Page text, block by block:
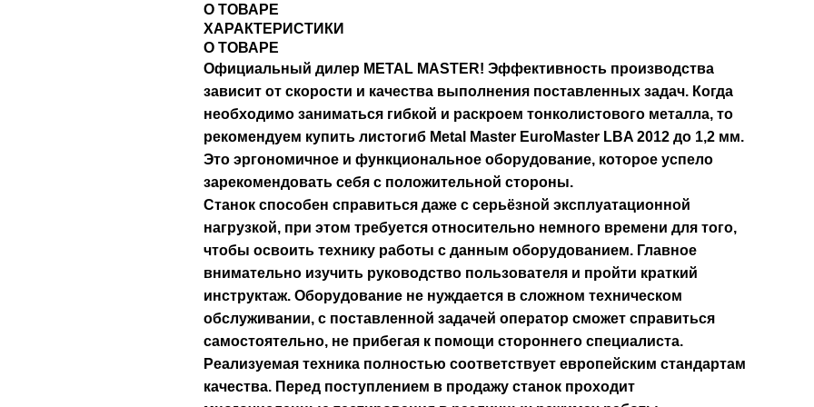
О ТОВАРЕ
ХАРАКТЕРИСТИКИ
О ТОВАРЕ
Официальный дилер METAL MASTER! Эффективность производства
зависит от скорости и качества выполнения поставленных задач. Когда
необходимо заниматься гибкой и раскроем тонколистового металла, то
рекомендуем купить листогиб Metal Master EuroMaster LBA 2012 до 1,2 мм.
Это эргономичное и функциональное оборудование, которое успело
зарекомендовать себя с положительной стороны.
Станок способен справиться даже с серьёзной эксплуатационной
нагрузкой, при этом требуется относительно немного времени для того,
чтобы освоить технику работы с данным оборудованием. Главное
внимательно изучить руководство пользователя и пройти краткий
инструктаж. Оборудование не нуждается в сложном техническом
обслуживании, с поставленной задачей оператор сможет справиться
самостоятельно, не прибегая к помощи стороннего специалиста.
Реализуемая техника полностью соответствует европейским стандартам
качества. Перед поступлением в продажу станок проходит